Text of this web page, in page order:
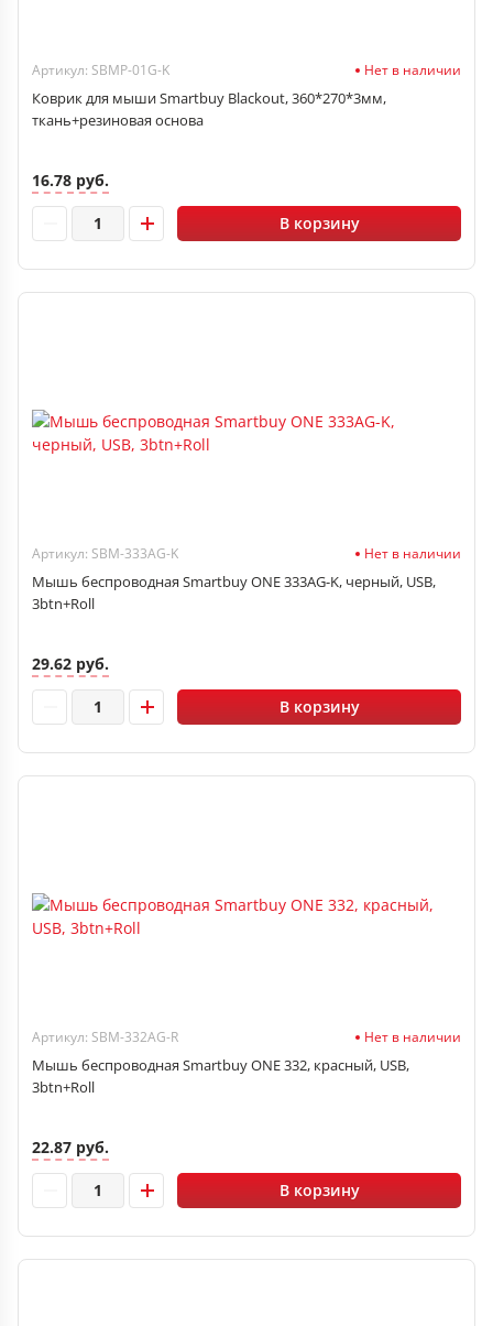
Артикул: SBMP-01G-K Нет в наличии
Коврик для мыши Smartbuy Blackout, 360*270*3мм,
ткань+резиновая основа
16.78 руб.
В корзину
Артикул: SBM-333AG-K Нет в наличии
Мышь беспроводная Smartbuy ONE 333AG-K, черный, USB,
3btn+Roll
29.62 руб.
В корзину
Артикул: SBM-332AG-R Нет в наличии
Мышь беспроводная Smartbuy ONE 332, красный, USB,
3btn+Roll
22.87 руб.
В корзину